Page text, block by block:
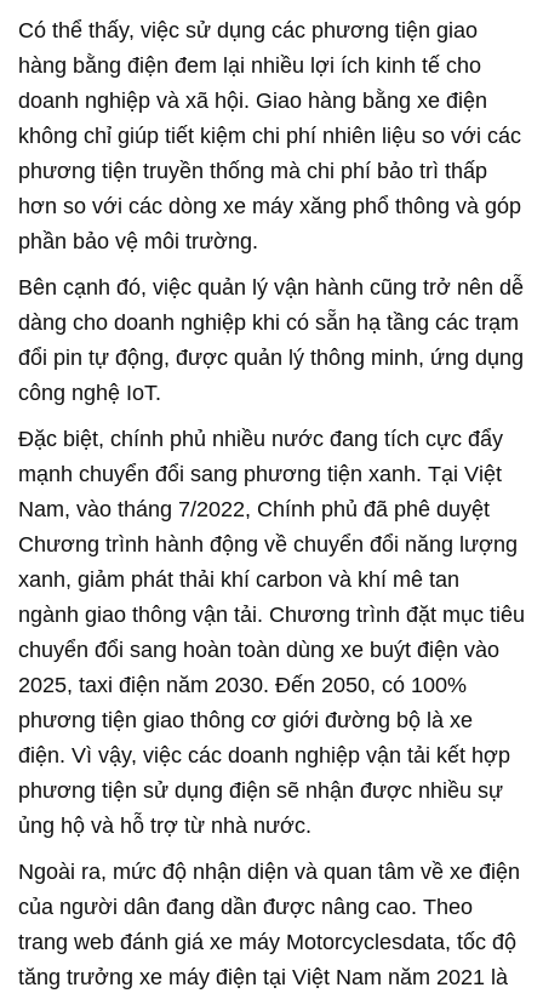
Có thể thấy, việc sử dụng các phương tiện giao
hàng bằng điện đem lại nhiều lợi ích kinh tế cho
doanh nghiệp và xã hội. Giao hàng bằng xe điện
không chỉ giúp tiết kiệm chi phí nhiên liệu so với các
phương tiện truyền thống mà chi phí bảo trì thấp
hơn so với các dòng xe máy xăng phổ thông và góp
phần bảo vệ môi trường.
Bên cạnh đó, việc quản lý vận hành cũng trở nên dễ
dàng cho doanh nghiệp khi có sẵn hạ tầng các trạm
đổi pin tự động, được quản lý thông minh, ứng dụng
công nghệ IoT.
Đặc biệt, chính phủ nhiều nước đang tích cực đẩy
mạnh chuyển đổi sang phương tiện xanh. Tại Việt
Nam, vào tháng 7/2022, Chính phủ đã phê duyệt
Chương trình hành động về chuyển đổi năng lượng
xanh, giảm phát thải khí carbon và khí mê tan
ngành giao thông vận tải. Chương trình đặt mục tiêu
chuyển đổi sang hoàn toàn dùng xe buýt điện vào
2025, taxi điện năm 2030. Đến 2050, có 100%
phương tiện giao thông cơ giới đường bộ là xe
điện. Vì vậy, việc các doanh nghiệp vận tải kết hợp
phương tiện sử dụng điện sẽ nhận được nhiều sự
ủng hộ và hỗ trợ từ nhà nước.
Ngoài ra, mức độ nhận diện và quan tâm về xe điện
của người dân đang dần được nâng cao. Theo
trang web đánh giá xe máy Motorcyclesdata, tốc độ
tăng trưởng xe máy điện tại Việt Nam năm 2021 là